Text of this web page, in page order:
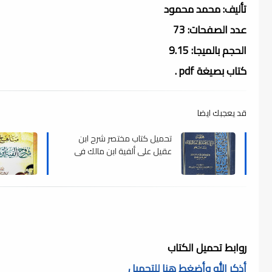
تأليف: محمد محمود
عدد الصفحات: 73
الحجم بالميجا: 9.15
كتاب بصيغة pdf .
قد يعجبك ايضا
تحميل كتاب مختصر شرح ابن
عقيل على ألفية ابن مالك في
روابط تحميل الكتاب